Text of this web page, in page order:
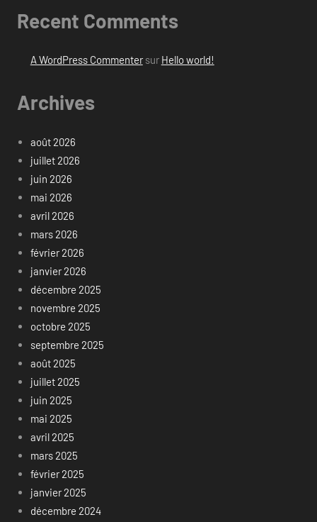
Recent Comments
A WordPress Commentersur Hello world!
Archives
août 2026
juillet 2026
juin 2026
mai 2026
avril 2026
mars 2026
février 2026
janvier 2026
décembre 2025
novembre 2025
octobre 2025
septembre 2025
août 2025
juillet 2025
juin 2025
mai 2025
avril 2025
mars 2025
février 2025
janvier 2025
décembre 2024